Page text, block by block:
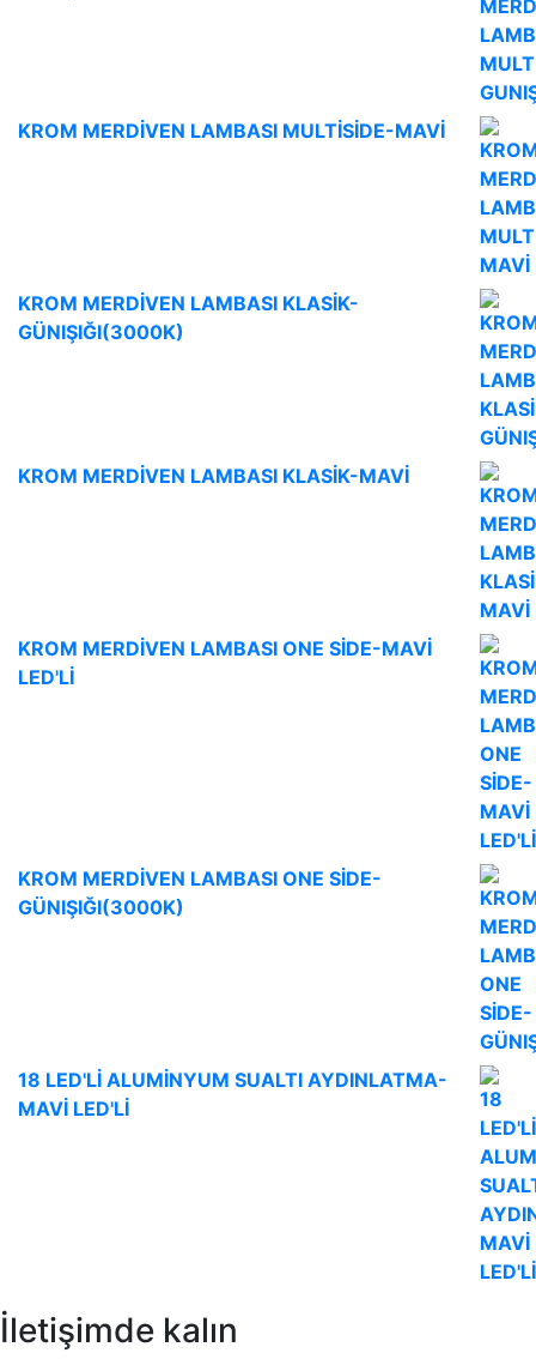
KROM MERDİVEN LAMBASI MULTİSİDE-MAVİ
KROM MERDİVEN LAMBASI KLASİK-
GÜNIŞIĞI(3000K)
KROM MERDİVEN LAMBASI KLASİK-MAVİ
KROM MERDİVEN LAMBASI ONE SİDE-MAVİ
LED'Lİ
KROM MERDİVEN LAMBASI ONE SİDE-
GÜNIŞIĞI(3000K)
18 LED'Lİ ALUMİNYUM SUALTI AYDINLATMA-
MAVİ LED'Lİ
İletişimde kalın